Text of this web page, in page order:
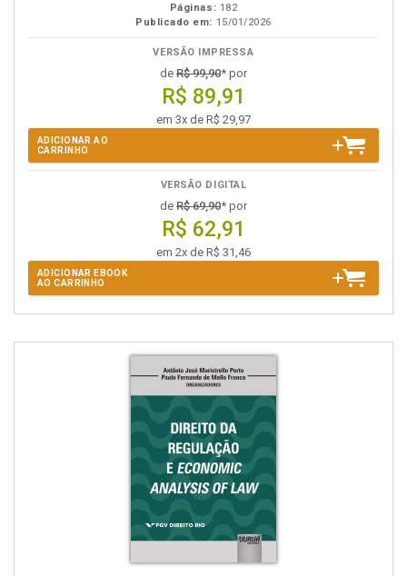
Páginas: 182
Publicado em: 15/01/2026
VERSÃO IMPRESSA
de R$ 99,90* por
R$ 89,91
em 3x de R$ 29,97
ADICIONAR AO
CARRINHO
VERSÃO DIGITAL
de R$ 69,90* por
R$ 62,91
em 2x de R$ 31,46
ADICIONAR EBOOK
AO CARRINHO